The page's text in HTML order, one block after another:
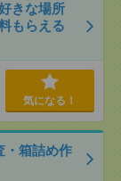
きな場所
もらえる
気になる！
・箱詰め作